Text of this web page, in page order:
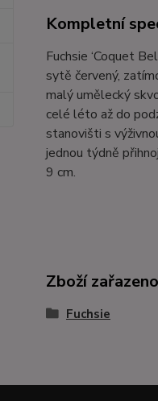
Kompletní
Fuchsie ‘Coquet
sytě červený,
malý umělecký
celé léto až do
stanovišti s
jednou týdně
9 cm.
Zboží
Fuchsie